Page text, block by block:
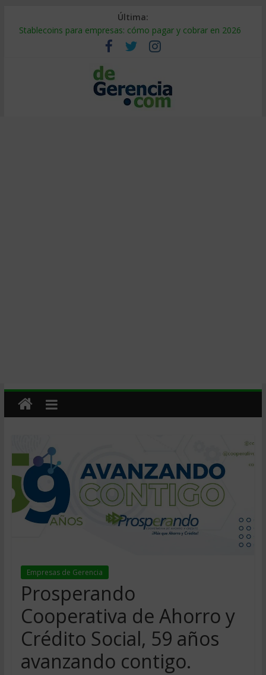
Última:
Stablecoins para empresas: cómo pagar y cobrar en 2026
Despido silencioso: qué es y por qué sale tan caro
IA en selección de personal: cómo auditarla a tiempo
Trabajo forzoso en la cadena de suministro: qué hacer
Mercado hispano de EE. UU.: cómo segmentarlo y venderle
Empresas de Gerencia
Prosperando
Cooperativa de Ahorro y
Crédito Social, 59 años
avanzando contigo.